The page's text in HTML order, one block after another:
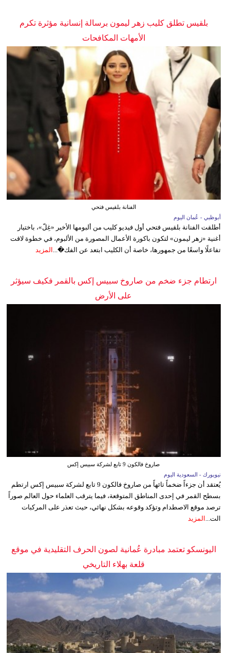
بلقيس تطلق كليب زهر ليمون برسالة إنسانية مؤثرة تكرم
الأمهات المكافحات
الفنانة بلقيس فتحي
أبوظبي - عُمان اليوم
أطلقت الفنانة بلقيس فتحي أول فيديو كليب من ألبومها الأخير «غِلّ»، باختيار
أغنية «زهر ليمون» لتكون باكورة الأعمال المصورة من الألبوم، في خطوة لاقت
تفاعلًا واسعًا من جمهورها، خاصة أن الكليب ابتعد عن الفك�... المزيد
ارتطام جزء ضخم من صاروخ سبيس إكس بالقمر فكيف سيؤثر
على الأرض
صاروخ فالكون 9 تابع لشركة سبيس إكس
نيويورك - السعودية اليوم
يُعتقد أن جزءاً ضخماً تائهاً من صاروخ فالكون 9 تابع لشركة سبيس إكس ارتطم
بسطح القمر في إحدى المناطق المتوقعة، فيما يترقب العلماء حول العالم صوراً
ترصد موقع الاصطدام وتؤكد وقوعه بشكل نهائي، حيث تعذر على المركبات
الت... المزيد
اليونسكو تعتمد مبادرة عُمانية لصون الحرف التقليدية في موقع
قلعة بهلاء التاريخي